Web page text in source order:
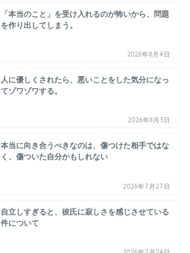
「本当のこと」を受け入れるのが怖いから、問題
を作り出してしまう。
2026年8月4日
人に優しくされたら、悪いことをした気分になっ
てゾワゾワする。
2026年8月3日
本当に向き合うべきなのは、傷つけた相手ではな
く、傷ついた自分かもしれない
2026年7月27日
自立しすぎると、彼氏に寂しさを感じさせている
件について